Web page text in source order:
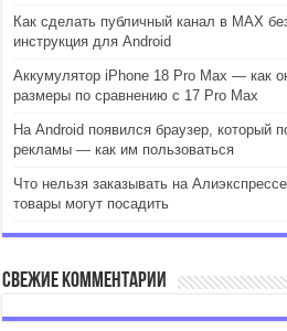
Как сделать публичный канал в MAX
инструкция для Android
Аккумулятор iPhone 18 Pro Max — как
размеры по сравнению с 17 Pro Max
На Android появился браузер, который
рекламы — как им пользоваться
Что нельзя заказывать на
товары могут посадить
Свежие комментарии